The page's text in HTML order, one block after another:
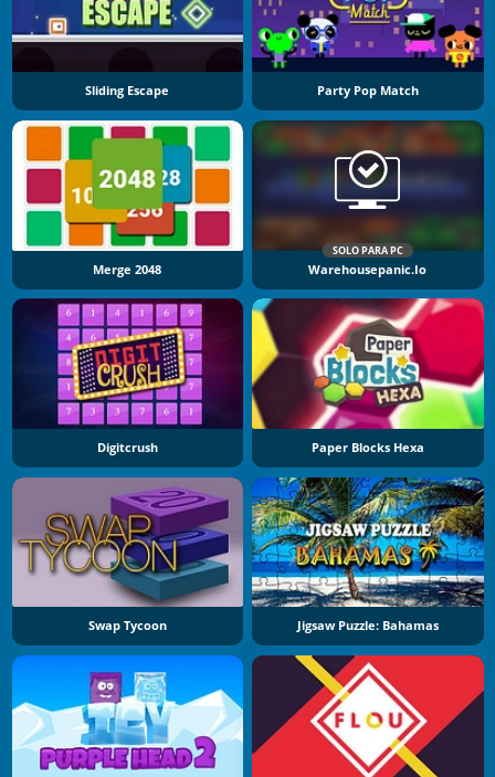
Sliding Escape Party Pop Match
Merge 2048
SOLO PARA PC
Warehousepanic.io
Digitcrush Paper Blocks Hexa
Swap Tycoon Jigsaw Puzzle: Bahamas